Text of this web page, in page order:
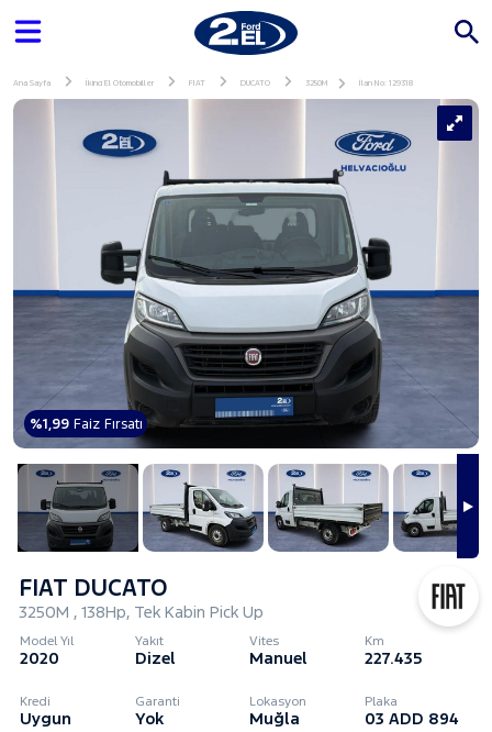
Ana Sayfa İkinci El Otomobiller FIAT DUCATO 3250M İlan No: 129318
%1,99Faiz Fırsatı
FIAT DUCATO
3250M , 138Hp, Tek Kabin Pick Up
Model Yıl
2020
Yakıt
Dizel
Vites
Manuel
Km
227.435
Kredi
Uygun
Garanti
Yok
Lokasyon
Muğla
Plaka
03 ADD 894